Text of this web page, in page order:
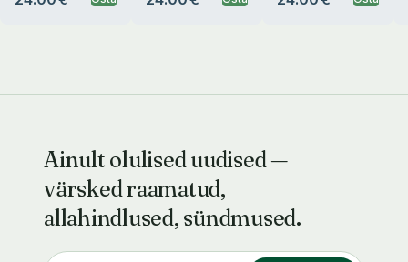
Ainult olulised uudised —
värsked raamatud,
allahindlused, sündmused.